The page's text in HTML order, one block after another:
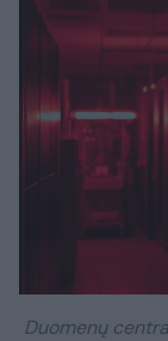
Duomenų